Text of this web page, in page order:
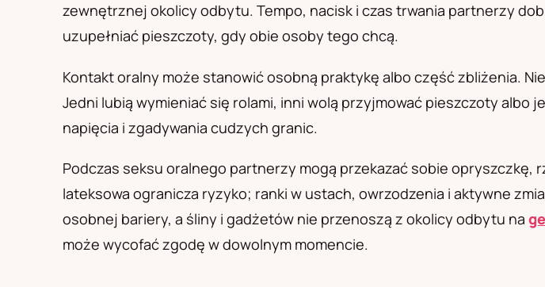
zewnętrznej okolicy odbytu. Tempo, nacisk i czas trwania partnerzy
uzupełniać pieszczoty, gdy obie osoby tego chcą.
Kontakt oralny może stanowić osobną praktykę albo część zbliżenia.
Jedni lubią wymieniać się rolami, inni wolą przyjmować pieszczoty albo
napięcia i zgadywania cudzych granic.
Podczas seksu oralnego partnerzy mogą przekazać sobie opryszczkę,
lateksowa ogranicza ryzyko; ranki w ustach, owrzodzenia i aktywne
osobnej bariery, a śliny i gadżetów nie przenoszą z okolicy odbytu na
może wycofać zgodę w dowolnym momencie.